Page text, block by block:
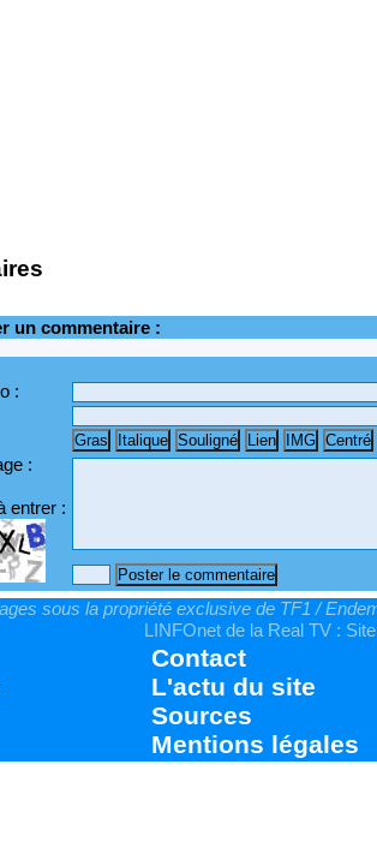
un commentaire :
:
:
entrer :
sous la propriété exclusive de TF1 /
LINFOnet de la Real TV :
Contact
L'actu du site
Sources
Mentions légales